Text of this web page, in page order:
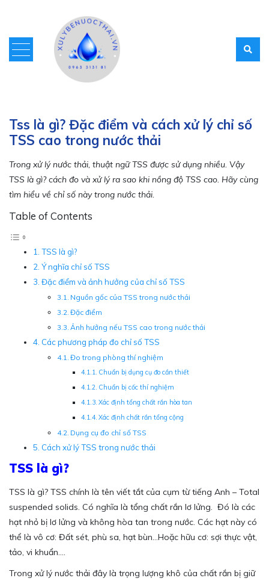
Tss là gì? Đặc điểm và cách xử lý chỉ số
TSS cao trong nước thải
Trong xử lý nước thải, thuật ngữ TSS được sử dụng nhiều. Vậy
TSS là gì? cách đo và xử lý ra sao khi nồng độ TSS cao. Hãy cùng
tìm hiểu về chỉ số này trong nước thải.
Table of Contents
TSS là gì?
Ý nghĩa chỉ số TSS
Đặc điểm và ảnh hưởng của chỉ số TSS
Nguồn gốc của TSS trong nước thải
Đặc điểm
Ảnh hưởng nếu TSS cao trong nước thải
Các phương pháp đo chỉ số TSS
Đo trong phòng thí nghiệm
Chuẩn bị dụng cụ đo cần thiết
Chuẩn bị cốc thí nghiệm
Xác định tổng chất rắn hòa tan
Xác định chất rắn tổng cộng
Dụng cụ đo chỉ số TSS
Cách xử lý TSS trong nước thải
TSS là gì?
TSS là gì? TSS chính là tên viết tắt của cụm từ tiếng Anh – Total
suspended solids. Có nghĩa là tổng chất rắn lơ lửng. Đó là các
hạt nhỏ bị lơ lửng và không hòa tan trong nước. Các hạt này có
thể là vô cơ: Đất sét, phù sa, hạt bùn…Hoặc hữu cơ: sợi thực vật,
tảo, vi khuẩn….
Trong xử lý nước thải đây là trọng lượng khô của chất rắn bị giữ